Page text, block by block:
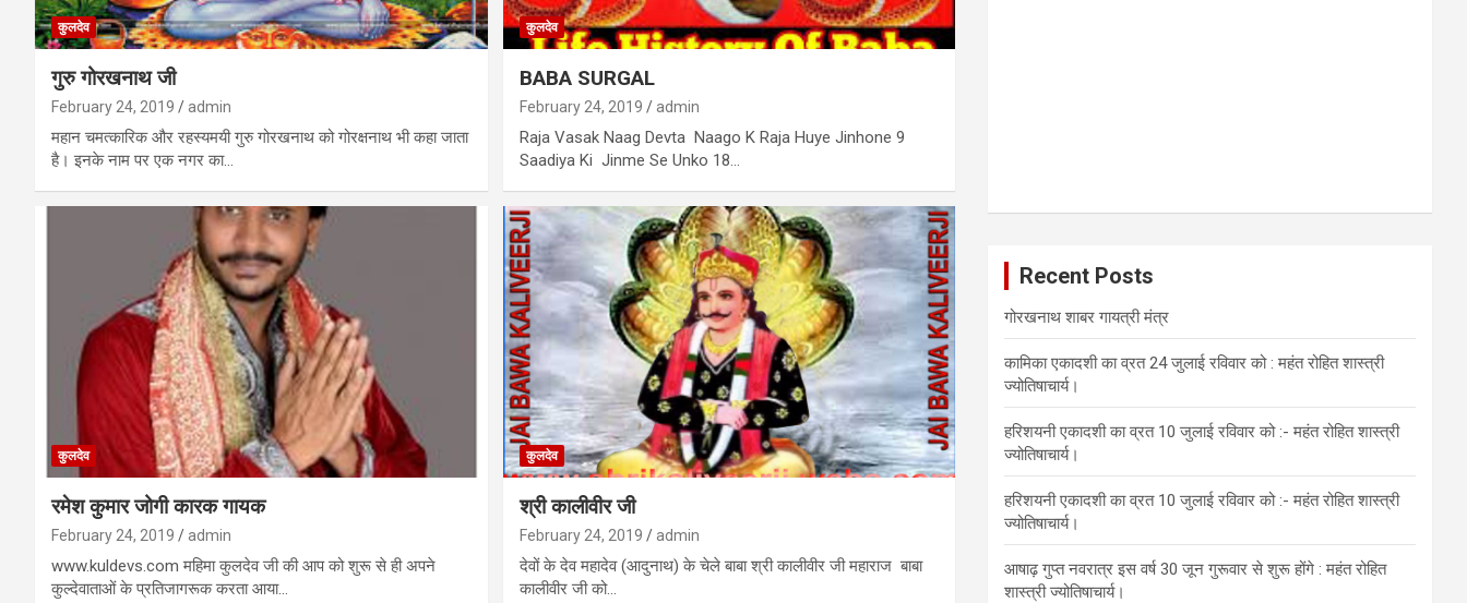
कुलदेव
गुरु गोरखनाथ जी
February 24, 2019 admin
महान चमत्कारिक और रहस्यमयी गुरु गोरखनाथ को गोरक्षनाथ भी कहा जाता
है। इनके नाम पर एक नगर का…
कुलदेव
BABA SURGAL
February 24, 2019 admin
Raja Vasak Naag Devta Naago K Raja Huye Jinhone 9
Saadiya Ki Jinme Se Unko 18…
कुलदेव
रमेश कुमार जोगी कारक गायक
February 24, 2019 admin
www.kuldevs.com महिमा कुलदेव जी की आप को शुरू से ही अपने
कुल्देवाताओं के प्रतिजागरूक करता आया…
कुलदेव
श्री कालीवीर जी
February 24, 2019 admin
देवों के देव महादेव (आदुनाथ) के चेले बाबा श्री कालीवीर जी महाराज बाबा
कालीवीर जी को…
Recent Posts
गोरखनाथ शाबर गायत्री मंत्र
कामिका एकादशी का व्रत 24 जुलाई रविवार को : महंत रोहित शास्त्री
ज्योतिषाचार्य।
हरिशयनी एकादशी का व्रत 10 जुलाई रविवार को :- महंत रोहित शास्त्री
ज्योतिषाचार्य।
हरिशयनी एकादशी का व्रत 10 जुलाई रविवार को :- महंत रोहित शास्त्री
ज्योतिषाचार्य।
आषाढ़ गुप्त नवरात्र इस वर्ष 30 जून गुरूवार से शुरू होंगे : महंत रोहित
शास्त्री ज्योतिषाचार्य।